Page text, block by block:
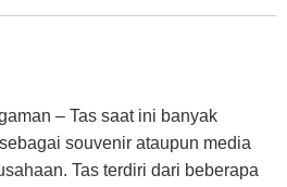
– Tas saat ini banyak
souvenir ataupun media
Tas terdiri dari beberapa